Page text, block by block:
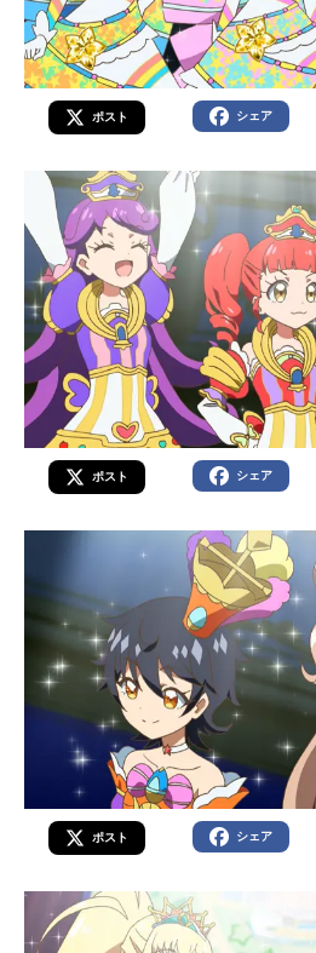
ポスト シェア
ポスト シェア
ポスト シェア